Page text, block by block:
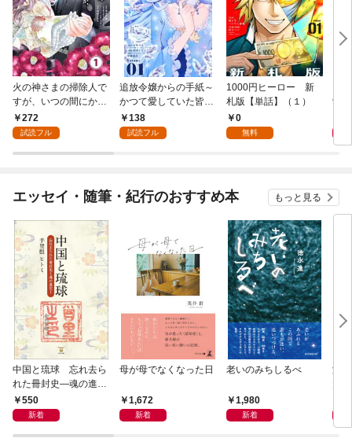
火の神さまの掃除人で
すが、いつの間にか花
嫁として溺愛されてい
ます【単話】（１）
272
試読フル
追放令嬢からの手紙～
かつて愛していた皆さ
まへ 私のことなどお忘
れですか？～【単話】
138
試読フル
1000円ヒーロー 新
札版【単話】（１）
0
無料
9.5
エッセイ・随筆・紀行のおすすめ本 もっと見る
中国と琉球 忘れ去ら
れた冊封史―魂の進化
―550
新着
母が母でなくなった日
1,672
新着
老いのみちしるべ
1,980
新着
激